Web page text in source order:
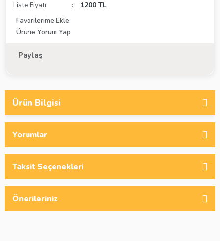
Liste Fiyatı
1200 TL
Ürüne Yorum Yap
Paylaş
Ürün Bilgisi
Yorumlar
Taksit Seçenekleri
Önerileriniz